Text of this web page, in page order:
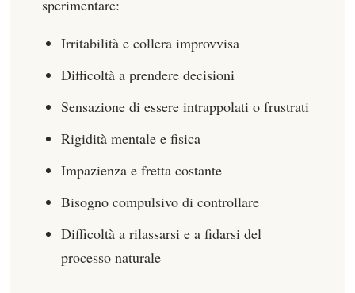
sperimentare:
Irritabilità e collera improvvisa
Difficoltà a prendere decisioni
Sensazione di essere intrappolati o frustrati
Rigidità mentale e fisica
Impazienza e fretta costante
Bisogno compulsivo di controllare
Difficoltà a rilassarsi e a fidarsi del
processo naturale